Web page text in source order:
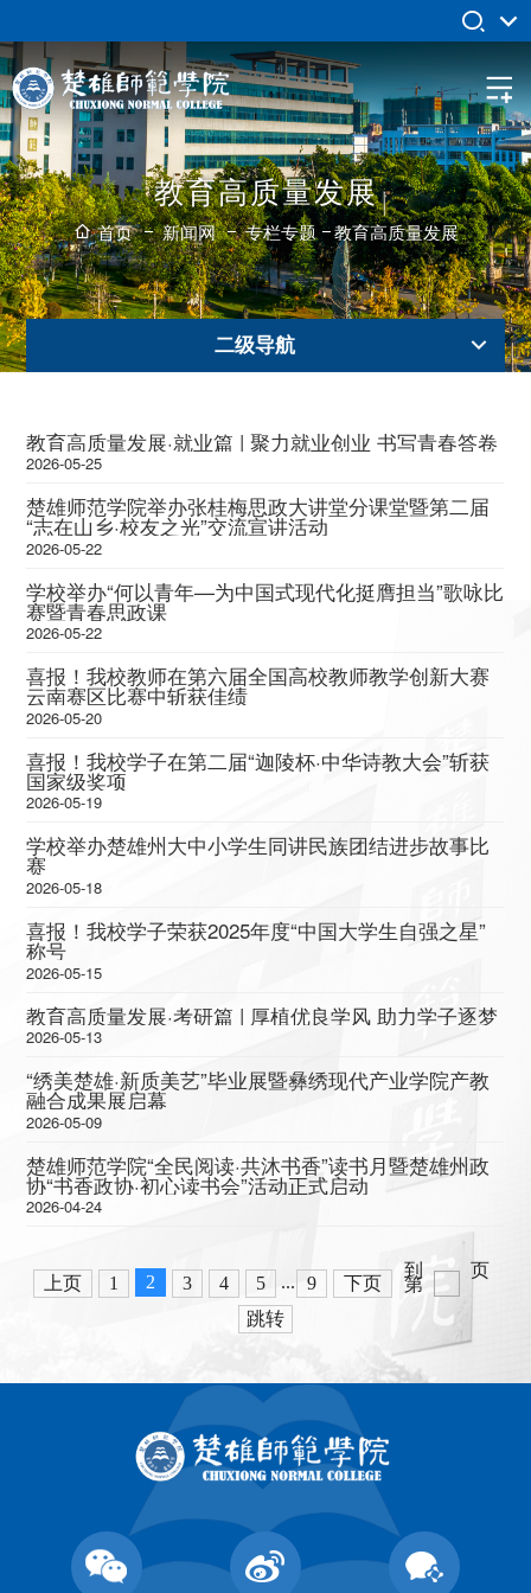
教育高质量发展
首页 新闻网 专栏专题 教育高质量发展
二级导航
教育高质量发展·就业篇 | 聚力就业创业 书写青春答卷
2026-05-25
楚雄师范学院举办张桂梅思政大讲堂分课堂暨第二届
“志在山乡·校友之光”交流宣讲活动
2026-05-22
学校举办“何以青年—为中国式现代化挺膺担当”歌咏比
赛暨青春思政课
2026-05-22
喜报！我校教师在第六届全国高校教师教学创新大赛
云南赛区比赛中斩获佳绩
2026-05-20
喜报！我校学子在第二届“迦陵杯·中华诗教大会”斩获
国家级奖项
2026-05-19
学校举办楚雄州大中小学生同讲民族团结进步故事比
赛
2026-05-18
喜报！我校学子荣获2025年度“中国大学生自强之星”
称号
2026-05-15
教育高质量发展·考研篇 | 厚植优良学风 助力学子逐梦
2026-05-13
“绣美楚雄·新质美艺”毕业展暨彝绣现代产业学院产教
融合成果展启幕
2026-05-09
楚雄师范学院“全民阅读·共沐书香”读书月暨楚雄州政
协“书香政协·初心读书会”活动正式启动
2026-04-24
上页 1 2 3 4 5 ... 9 下页
到
第
页
跳转